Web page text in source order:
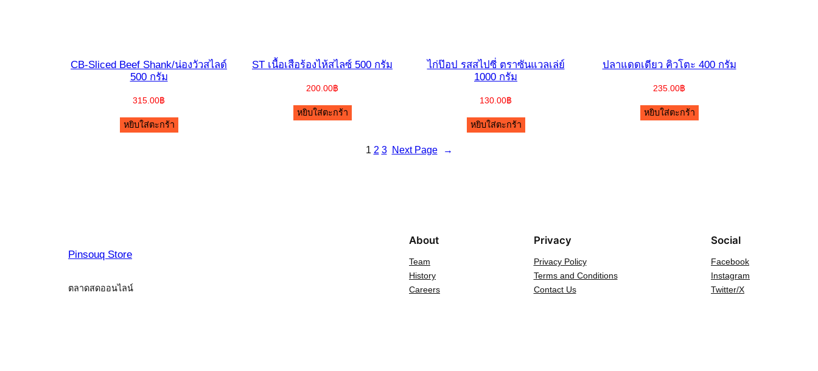
CB-Sliced Beef Shank/น่องวัวสไลด์
500 กรัม
315.00฿
หยิบใส่ตะกร้า
ST เนื้อเสือร้องไห้สไลซ์ 500 กรัม
200.00฿
หยิบใส่ตะกร้า
ไก่ป๊อป รสสไปซี่ ตราซันแวลเล่ย์
1000 กรัม
130.00฿
หยิบใส่ตะกร้า
ปลาแดดเดียว คิวโตะ 400 กรัม
235.00฿
หยิบใส่ตะกร้า
1 2 3 Next Page →
Pinsouq Store
ตลาดสดออนไลน์
About
Team
History
Careers
Privacy
Privacy Policy
Terms and Conditions
Contact Us
Social
Facebook
Instagram
Twitter/X